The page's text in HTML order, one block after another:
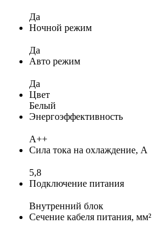
Да
Ночной режим
Да
Авто режим
Да
Цвет
Белый
Энергоэффективность
A++
Сила тока на охлаждение, А
5,8
Подключение питания
Внутренний блок
Сечение кабеля питания, мм²